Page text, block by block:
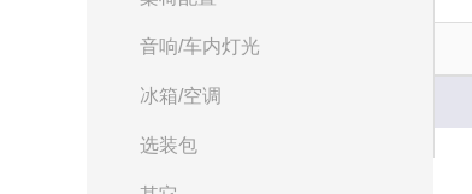
音响/车内灯光
冰箱/空调
选装包